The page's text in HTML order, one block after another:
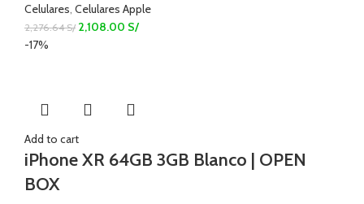
Celulares Celulares Apple
2,276.64S/ 2,108.00 S/
-17%
Add to cart
iPhone XR 64GB 3GB Blanco | OPEN
BOX